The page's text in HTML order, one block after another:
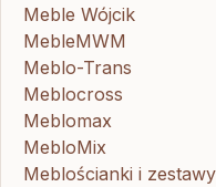
Meble Wójcik
MebleMWM
Meblo-Trans
Meblocross
Meblomax
MebloMix
Meblościanki i